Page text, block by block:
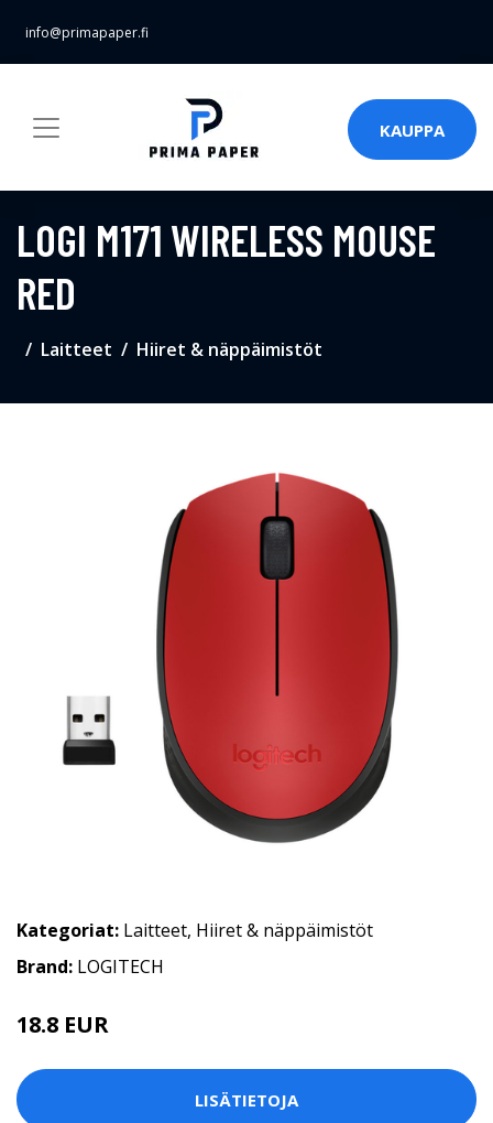
info@primapaper.fi
KAUPPA
LOGI M171 WIRELESS MOUSE
RED
Laitteet Hiiret & näppäimistöt
Kategoriat: Laitteet, Hiiret & näppäimistöt
Brand: LOGITECH
18.8 EUR
LISÄTIETOJA